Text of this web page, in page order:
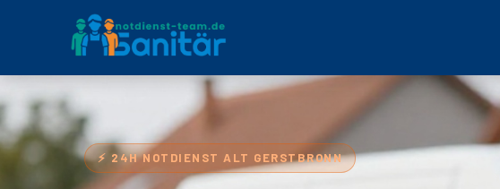
⚡ 24H NOTDIENST ALT GERSTBRONN